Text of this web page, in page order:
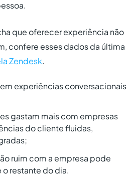
que oferecer experiência não
confere esses dados da última
Zendesk.
experiências conversacionais
gastam mais com empresas
do cliente fluidas,
ruim com a empresa pode
restante do dia.